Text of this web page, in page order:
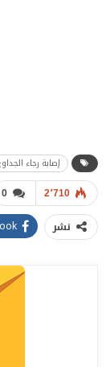
إصابة رجاء
0 2٬710
نشر